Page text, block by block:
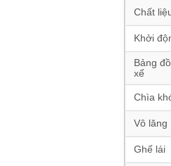
Chất
Khởi
Bảng
xế
Chìa
Vô lăng
Ghế lái